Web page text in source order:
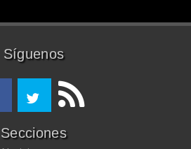
Síguenos
Secciones